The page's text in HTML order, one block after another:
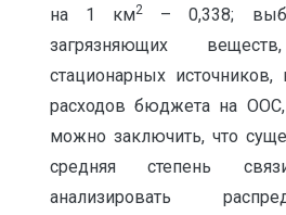
на 1 км2
– 0,338;
загрязняющих
стационарных
расходов бюджета на
можно заключить, что
средняя степень
анализировать